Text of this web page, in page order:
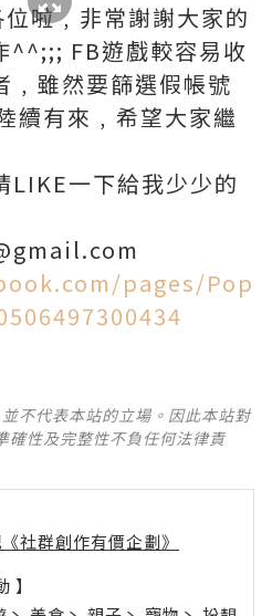
啦﹐非常謝謝大家的
^^;;; FB遊戲較容易收
﹐雖然要篩選假帳號
續有來﹐希望大家繼
LIKE一下給我少少的
pages/Pop
不代表本站的立場。因此本站對
確性及完整性不負任何法律責
社群創作有價企劃》
】